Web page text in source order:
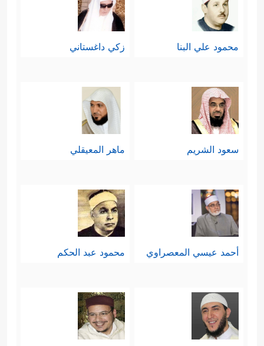
یَخۡشَىٰۤ﴾
وحدانيّته سبحانه وقدرته على خلقه،
ورعايته لهم
﴿ءَأَنتُمۡ أَشَدُّ خَلۡقًا أَمِ ٱلسَّمَاۤءُۚ بَنَىٰهَا
﴿٢٧﴾
رَفَعَ سَمۡكَهَا فَسَوَّىٰهَا﴿٢٨﴾
وَأَغۡطَشَ لَیۡلَهَا
﴿٣٠﴾
أَخۡرَجَ مِنۡهَا مَاۤءَهَا وَمَرۡعَىٰهَا﴿٣١﴾
أَرۡسَىٰهَا﴿٣٢﴾ مَتَـٰعࣰا لَّكُمۡ وَلِأَنۡعَـٰمِكُمۡ﴾.
خامسًا: ثم تعود السورة إلى موضوعها
والحكم الإلهي الشامل والعادل الذي لا
يظلم أحدًا، ولا يُحابي أحدًا، هناك تبرّزُ
محمود علي البنا زكي داغستاني
سعود الشريم ماهر المعيقلي
أحمد عيسي المعصراوي محمود عبد الحكم